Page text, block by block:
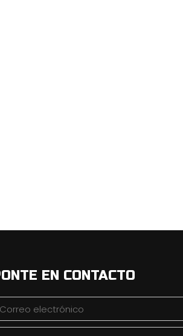
EN CONTACTO